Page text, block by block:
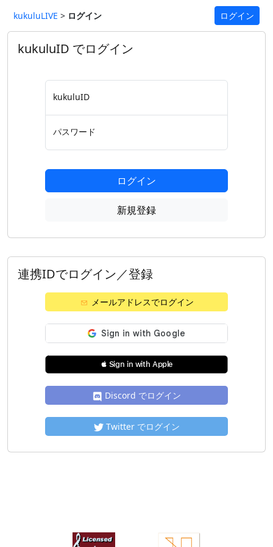
kukuluLIVE > ログイン ログイン
kukuluID でログイン
kukuluID
パスワード
ログイン
新規登録
連携IDでログイン／登録
メールアドレスでログイン
 Sign in with Apple
Discord でログイン
Twitter でログイン